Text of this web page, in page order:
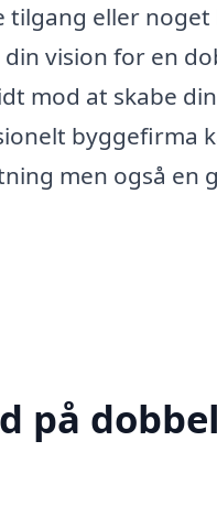
tilgang eller
vision for en
mod at skabe
byggefirma
men også en
på